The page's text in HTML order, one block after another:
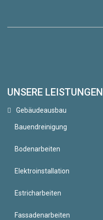
UNSERE LEISTUNGEN
Gebäudeausbau
Bauendreinigung
Bodenarbeiten
Elektroinstallation
Estricharbeiten
Fassadenarbeiten